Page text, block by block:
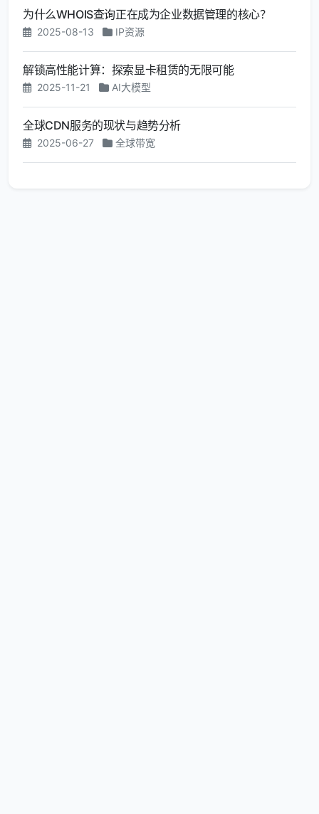
为什么WHOIS查询正在成为企业数据管理的核心？
2025-08-13 IP资源
解锁高性能计算：探索显卡租赁的无限可能
2025-11-21 AI大模型
全球CDN服务的现状与趋势分析
2025-06-27 全球带宽